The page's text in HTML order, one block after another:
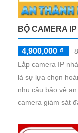
BỘ CAMERA
4,900,000 ₫
Lắp camera IP
là sự lựa chọn
nhu cầu bảo vệ
camera giám sát đáng quan tâm
chất lượng cao